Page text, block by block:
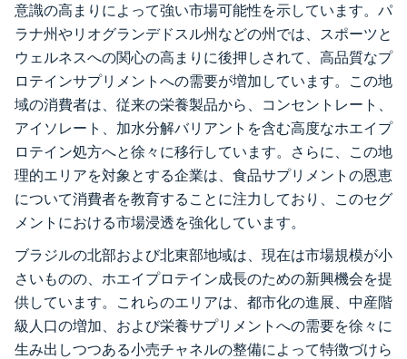
意識の高まりによって強い市場可能性を示しています。パ
ラナ州やリオグランデドスル州などの州では、スポーツと
ウェルネスへの関心の高まりに後押しされて、高品質なプ
ロテインサプリメントへの需要が増加しています。この地
域の消費者は、従来の栄養製品から、コンセントレート、
アイソレート、加水分解バリアントを含む高度なホエイプ
ロテイン処方へと徐々に移行しています。さらに、この地
理的エリアを対象とする企業は、食品サプリメントの恩恵
について消費者を教育することに注力しており、このセグ
メントにおける市場浸透を強化しています。
ブラジルの北部および北東部地域は、現在は市場規模が小
さいものの、ホエイプロテイン成長のための新興機会を提
供しています。これらのエリアは、都市化の進展、中産階
級人口の増加、および栄養サプリメントへの需要を徐々に
生み出しつつある小売チャネルの整備によって特徴づけら